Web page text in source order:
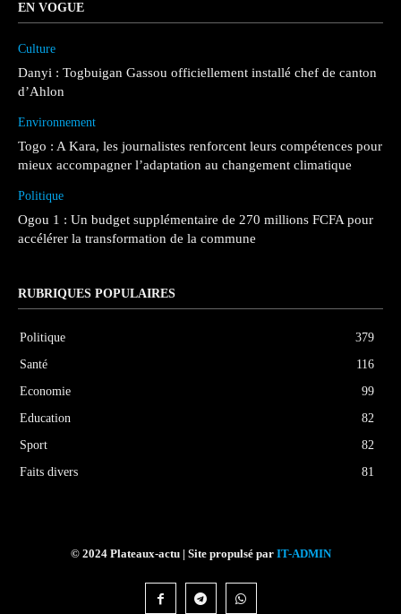
EN VOGUE
Culture
Danyi : Togbuigan Gassou officiellement installé chef de canton
d’Ahlon
Environnement
Togo : A Kara, les journalistes renforcent leurs compétences pour
mieux accompagner l’adaptation au changement climatique
Politique
Ogou 1 : Un budget supplémentaire de 270 millions FCFA pour
accélérer la transformation de la commune
RUBRIQUES POPULAIRES
Politique
379
Santé
116
Economie
99
Education
82
Sport
82
Faits divers
81
© 2024 Plateaux-actu | Site propulsé par IT-ADMIN